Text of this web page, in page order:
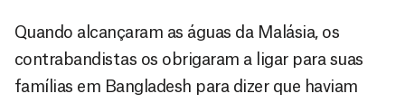
Quando alcançaram as águas da Malásia, os
contrabandistas os obrigaram a ligar para suas
famílias em Bangladesh para dizer que haviam